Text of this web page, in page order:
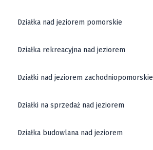
Działka nad jeziorem pomorskie
Działka rekreacyjna nad jeziorem
Działki nad jeziorem zachodniopomorskie
Działki na sprzedaż nad jeziorem
Działka budowlana nad jeziorem